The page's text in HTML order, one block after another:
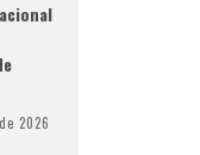
2026